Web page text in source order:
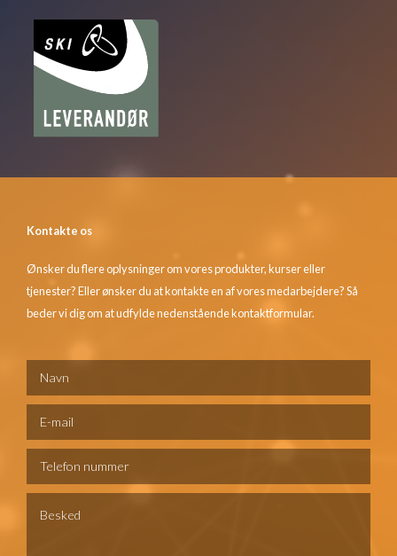
Kontakte os
Ønsker du flere oplysninger om vores produkter, kurser eller
tjenester? Eller ønsker du at kontakte en af vores medarbejdere? Så
beder vi dig om at udfylde nedenstående kontaktformular.